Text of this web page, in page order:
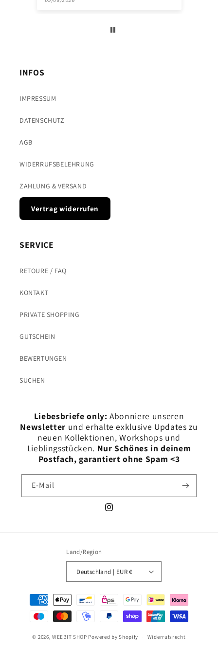
INFOS
IMPRESSUM
DATENSCHUTZ
AGB
WIDERRUFSBELEHRUNG
ZAHLUNG & VERSAND
Vertrag widerrufen
SERVICE
RETOURE / FAQ
KONTAKT
PRIVATE SHOPPING
GUTSCHEIN
BEWERTUNGEN
SUCHEN
Liebesbriefe only: Abonniere unseren
Newsletter und erhalte exklusive Updates zu
neuen Kollektionen, Workshops und
Lieblingsstücken. Nur Schönes in deinem
Postfach, garantiert ohne Spam <3
E-Mail
Instagram
Land/Region
Deutschland | EUR €
Zahlungsmethoden
© 2026,WEEBIT SHOP Powered by Shopify Widerrufsrecht